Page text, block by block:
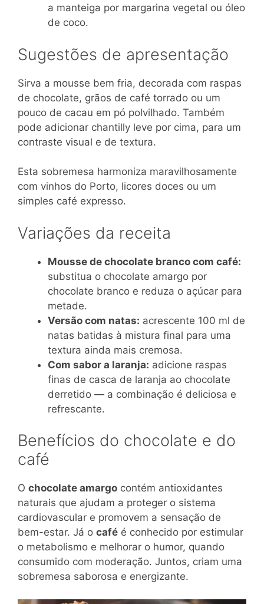
a manteiga por margarina vegetal ou óleo
de coco.
Sugestões de apresentação
Sirva a mousse bem fria, decorada com raspas
de chocolate, grãos de café torrado ou um
pouco de cacau em pó polvilhado. Também
pode adicionar chantilly leve por cima, para um
contraste visual e de textura.
Esta sobremesa harmoniza maravilhosamente
com vinhos do Porto, licores doces ou um
simples café expresso.
Variações da receita
Mousse de chocolate branco com café:
substitua o chocolate amargo por
chocolate branco e reduza o açúcar para
metade.
Versão com natas: acrescente 100 ml de
natas batidas à mistura final para uma
textura ainda mais cremosa.
Com sabor a laranja: adicione raspas
finas de casca de laranja ao chocolate
derretido — a combinação é deliciosa e
refrescante.
Benefícios do chocolate e do
café
O chocolate amargo contém antioxidantes
naturais que ajudam a proteger o sistema
cardiovascular e promovem a sensação de
bem-estar. Já o café é conhecido por estimular
o metabolismo e melhorar o humor, quando
consumido com moderação. Juntos, criam uma
sobremesa saborosa e energizante.